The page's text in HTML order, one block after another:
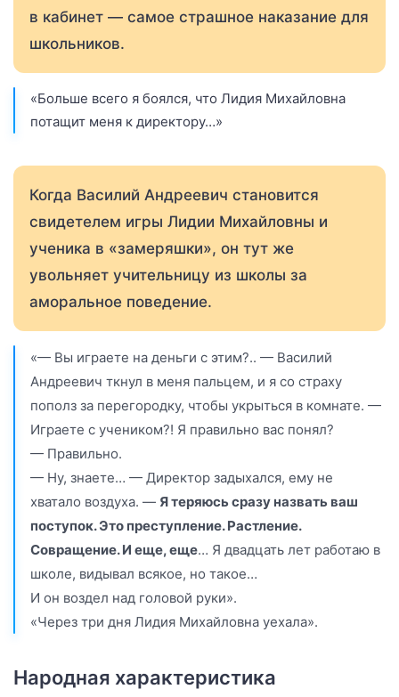
в кабинет — самое страшное наказание для
школьников.
«Больше всего я боялся, что Лидия Михайловна
потащит меня к директору…»
Когда Василий Андреевич становится
свидетелем игры Лидии Михайловны и
ученика в «замеряшки», он тут же
увольняет учительницу из школы за
аморальное поведение.
«— Вы играете на деньги с этим?.. — Василий
Андреевич ткнул в меня пальцем, и я со страху
пополз за перегородку, чтобы укрыться в комнате. —
Играете с учеником?! Я правильно вас понял?
— Правильно.
— Ну, знаете… — Директор задыхался, ему не
хватало воздуха. — Я теряюсь сразу назвать ваш
поступок. Это преступление. Растление.
Совращение. И еще, еще… Я двадцать лет работаю в
школе, видывал всякое, но такое…
И он воздел над головой руки».
«Через три дня Лидия Михайловна уехала».
Народная характеристика